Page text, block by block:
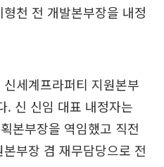
천 전 개발본부장을 내정
세계프라퍼티 지원본부
. 신 신임 대표 내정자는
본부장을 역임했고 직전
부장 겸 재무담당으로 전